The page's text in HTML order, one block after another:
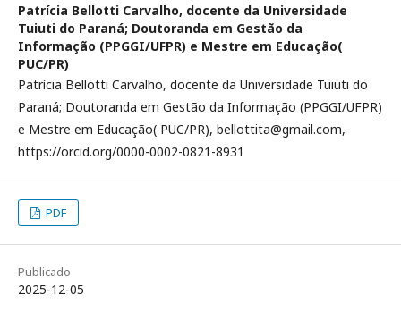
Patrícia Bellotti Carvalho, docente da Universidade
Tuiuti do Paraná; Doutoranda em Gestão da
Informação (PPGGI/UFPR) e Mestre em Educação(
PUC/PR)
Patrícia Bellotti Carvalho, docente da Universidade Tuiuti do
Paraná; Doutoranda em Gestão da Informação (PPGGI/UFPR)
e Mestre em Educação( PUC/PR), bellottita@gmail.com,
https://orcid.org/0000-0002-0821-8931
PDF
Publicado
2025-12-05